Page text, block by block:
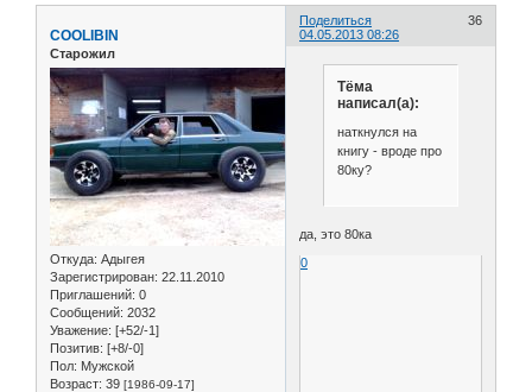
Поделиться
36
04.05.2013 08:26
COOLIBIN
Старожил
Откуда: Адыгея
Зарегистрирован: 22.11.2010
Приглашений: 0
Сообщений: 2032
Уважение: [+52/-1]
Позитив: [+8/-0]
Пол: Мужской
Возраст: 39 [1986-09-17]
Тёма
написал(а):
наткнулся на
книгу - вроде про
80ку?
да, это 80ка
0